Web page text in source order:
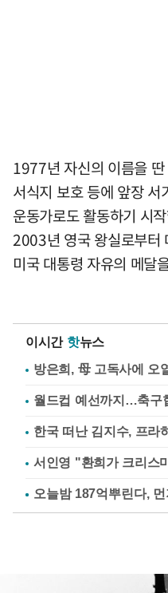
1977년 자신의 이름을
서식지 보호 등에 앞장
운동가로도 활동하기 시
2003년 영국 왕실로부터
미국 대통령 자유의 메달
이시간 핫뉴스
방은희, 母 고독사에 오
월드컵 예선까지…축구
한국 떠난 김지수, 프
서인영 "환희가 크리스